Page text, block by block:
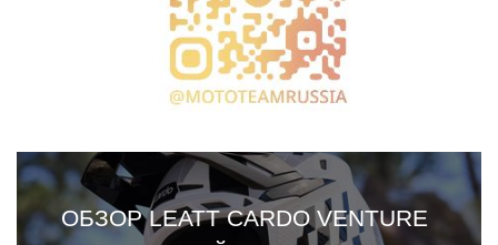
ОБЗОР LEATT CARDO VENTURE